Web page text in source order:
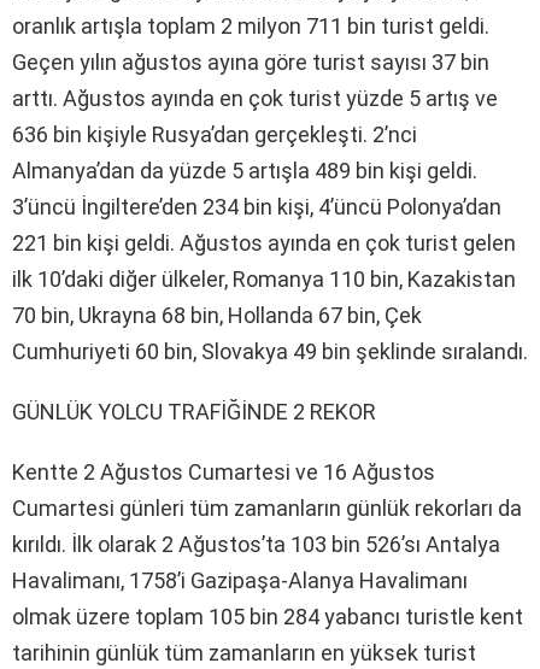
oranlık artışla toplam 2 milyon 711 bin turist geldi.
Geçen yılın ağustos ayına göre turist sayısı 37 bin
arttı. Ağustos ayında en çok turist yüzde 5 artış ve
636 bin kişiyle Rusya’dan gerçekleşti. 2’nci
Almanya’dan da yüzde 5 artışla 489 bin kişi geldi.
3’üncü İngiltere’den 234 bin kişi, 4’üncü Polonya’dan
221 bin kişi geldi. Ağustos ayında en çok turist gelen
ilk 10’daki diğer ülkeler, Romanya 110 bin, Kazakistan
70 bin, Ukrayna 68 bin, Hollanda 67 bin, Çek
Cumhuriyeti 60 bin, Slovakya 49 bin şeklinde sıralandı.
GÜNLÜK YOLCU TRAFİĞİNDE 2 REKOR
Kentte 2 Ağustos Cumartesi ve 16 Ağustos
Cumartesi günleri tüm zamanların günlük rekorları da
kırıldı. İlk olarak 2 Ağustos’ta 103 bin 526’sı Antalya
Havalimanı, 1758’i Gazipaşa-Alanya Havalimanı
olmak üzere toplam 105 bin 284 yabancı turistle kent
tarihinin günlük tüm zamanların en yüksek turist